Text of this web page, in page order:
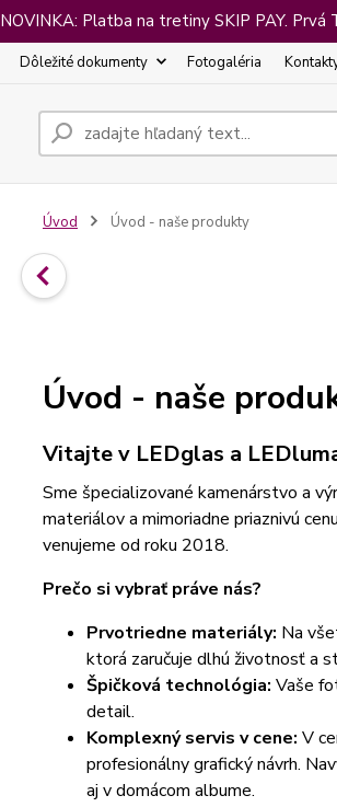
NOVINKA: Platba na tretiny SKIP PAY.
Dôležité dokumenty Fotogaléria
Úvod Úvod - naše produkty
Úvod - naše
Vitajte v LEDglas a
Sme špecializované kamenárstvo a
materiálov a mimoriadne priaznivú
venujeme od roku 2018.
Prečo si vybrať práve nás?
Prvotriedne materiály: Na
ktorá zaručuje dlhú životnosť a
Špičková technológia: Vaše
detail.
Komplexný servis v cene: V
profesionálny grafický návrh.
aj v domácom albume.